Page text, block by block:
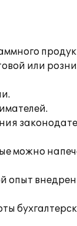
или
можно